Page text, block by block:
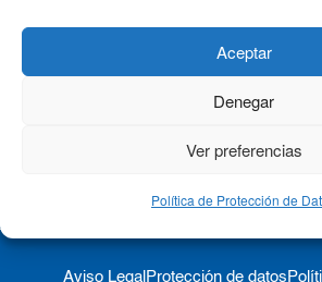
Aceptar
Denegar
Ver preferencias
Política de Protección de
Aviso Legal Protección de datos